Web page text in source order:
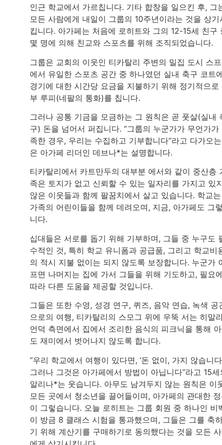
인근 학교에서 가르칩니다. 기타 합창을 일으킨 후, 그
모든 사람에게 내일이 그룹의 10주년이라는 것을 상기
킵니다. 아가페는 처음에 로히트와 그의 12-15세 친구
몇 명에 의해 친교와 스포츠를 위해 조직되었습니다.
그룹은 교회의 이웃인 티카탈리 주변의 밀집 도시 스
에서 유일한 스포츠 공간 중 하나였던 실내 축구 코트
경기에 대한 시간당 요금을 지불하기 위해 정기적으로
부 루피(네팔의 통화)를 칩니다.
그러나 공통 기금을 모금하는 그 원칙은 곧 풋살(실내
구) 돈을 넘어서 퍼집니다. “그룹의 누군가가 무언가가
족한 경우, 우리는 수집하고 기부합니다”라고 다가오
은 아가페 리더인 데브나*는 설명합니다.
티카탈리에서 카트만두의 대부분 에서와 같이 중산층
족은 토지가 없고 신뢰할 수 있는 일자리를 가지고 있
않은 이웃들과 함께 팔꿈치에서 살고 있습니다. 학교
가족의 어린이들을 함께 데려오며, 지금, 아가페도 그
니다.
십대들은 서로를 돕기 위해 기부하며, 그들 중 누구도
수적인 것, 특히 학교 유니폼과 공급품, 그리고 학교비
의 적시 지불 없이는 되지 않도록 보장합니다. 누군가
프면 나머지는 집에 가서 그들을 위해 기도하고, 필요
따라 다른 도움을 제공할 것입니다.
그들은 또한 수영, 성경 연구, 퀴즈, 음악 연습, 녹색 공
으로의 여행, 티카탈리의 스모그 위에 우뚝 서는 히말
언덕 측면에서 집에서 조리한 음식의 피크닉을 통해
도 재미에서 벗어나지 않도록 합니다.
“우리 학교에서 여행이 있다면, ‘돈 없이, 가지 않습니다
그러나 그것은 아가페에서 방법이 아닙니다”라고 15세
알리나*는 웃습니다. 아무도 남겨두지 않는 원칙은 이
모든 곳에서 청소년을 끌어들이며, 아가페의 관대한
이 그렇습니다. 오늘 로히트는 그룹 회원 중 하나인 비
이 방금 8 클래스 시험을 통과했으며, 그들은 그를 축
기 위해 계산기를 구매하기로 동의했다는 것을 모든